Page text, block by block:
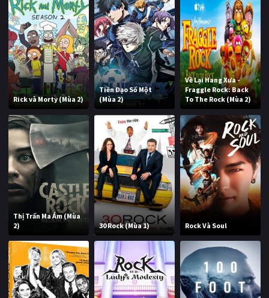
BLOG
Rick và Morty (Mùa 2)
Tiền Đạo Số Một
(Mùa 2)
Về Lại Hang Xưa -
Fraggle Rock: Back
To The Rock (Mùa 2)
Thị Trấn Ma Ám (Mùa
2)
30 Rock (Mùa 1) Rock Và Soul